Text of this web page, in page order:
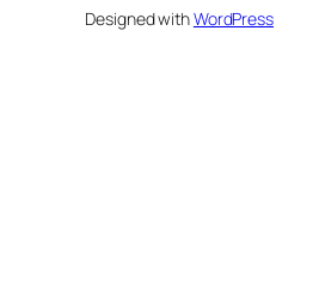
Designed withWordPress